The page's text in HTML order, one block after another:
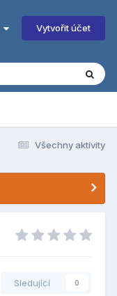
Vytvořit účet
Všechny aktivity
Sledující 0